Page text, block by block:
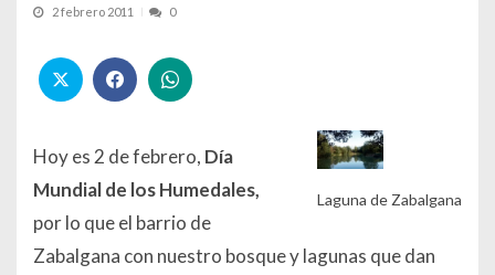
2 febrero 2011 0
Laguna de Zabalgana
Hoy es 2 de febrero, Día
Mundial de los Humedales,
por lo que el barrio de
Zabalgana con nuestro bosque y lagunas que dan